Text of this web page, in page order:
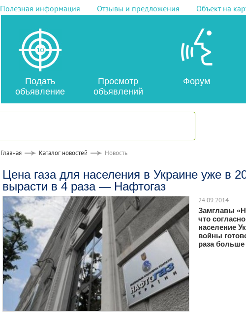
Полезная информация Отзывы и предложения Объект на
Подать
объявление
Просмотр
объявлений
Форум
Главная Каталог новостей Новость
Цена газа для населения в Украине уже в
вырасти в 4 раза — Нафтогаз
24.09.2014
Замглавы
что
население
войны
раза больше